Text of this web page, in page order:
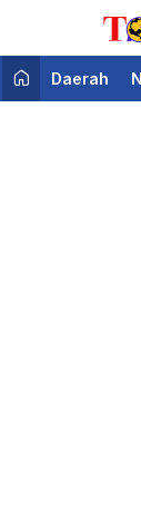
Daerah